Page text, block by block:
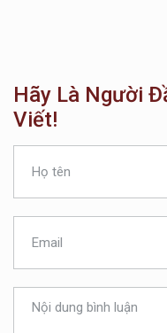
Hãy Là Người
Viết!